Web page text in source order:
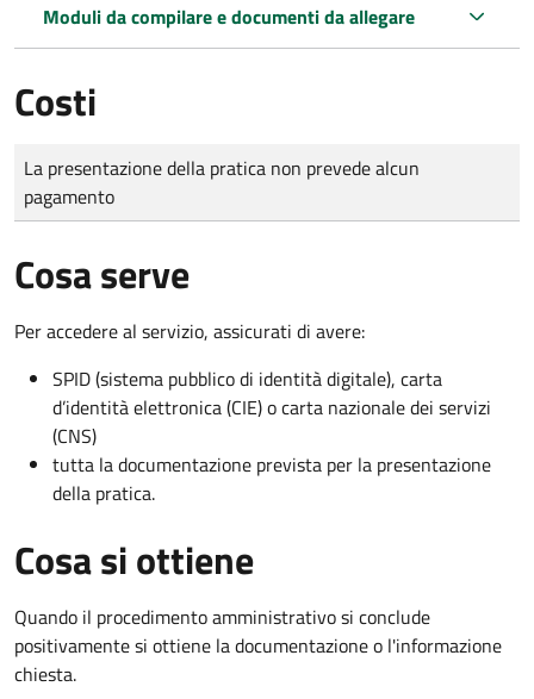
Moduli da compilare e documenti da allegare
Costi
Tipo di pagamento
Importo
La presentazione della pratica non prevede alcun
pagamento
Cosa serve
Per accedere al servizio, assicurati di avere:
SPID (sistema pubblico di identità digitale), carta
d’identità elettronica (CIE) o carta nazionale dei servizi
(CNS)
tutta la documentazione prevista per la presentazione
della pratica.
Cosa si ottiene
Quando il procedimento amministrativo si conclude
positivamente si ottiene la documentazione o l'informazione
chiesta.